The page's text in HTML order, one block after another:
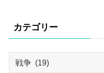
カテゴリー
カ